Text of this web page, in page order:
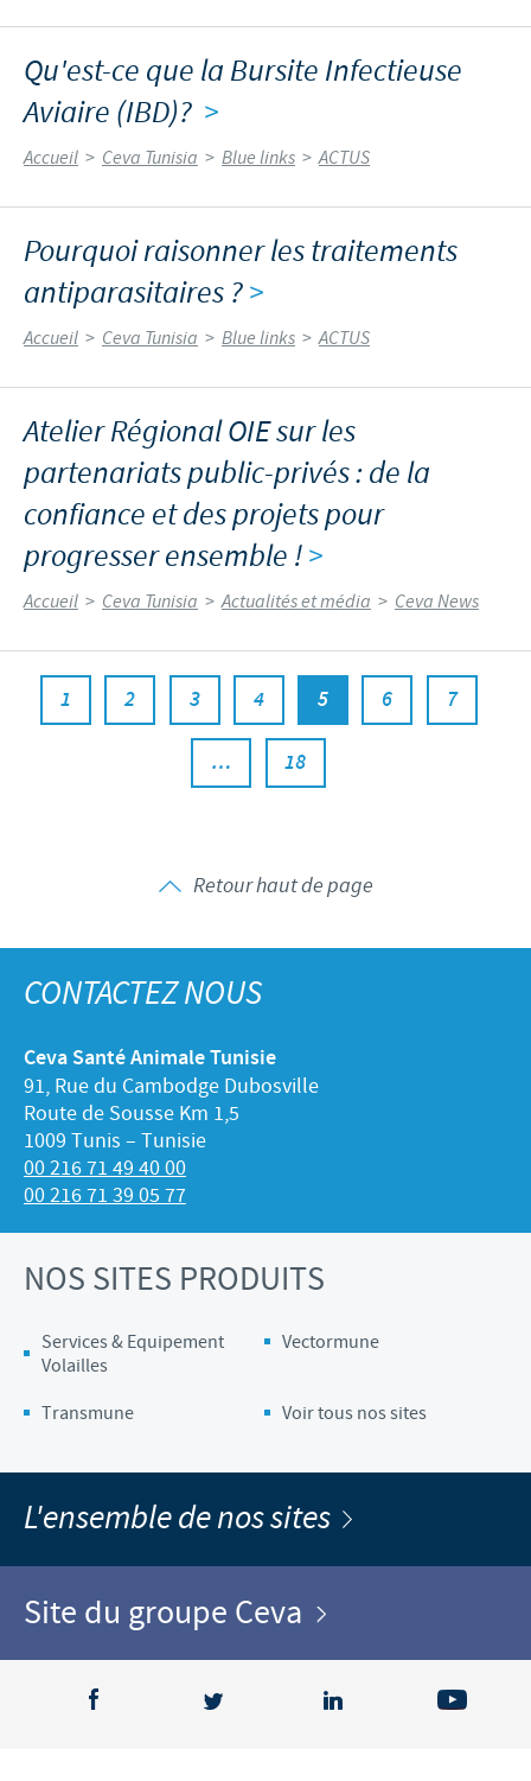
Qu'est-ce que la Bursite Infectieuse
Aviaire (IBD)? >
Accueil > Ceva Tunisia > Blue links > ACTUS
Pourquoi raisonner les traitements
antiparasitaires ?>
Accueil > Ceva Tunisia > Blue links > ACTUS
Atelier Régional OIE sur les
partenariats public-privés : de la
confiance et des projets pour
progresser ensemble !>
Accueil > Ceva Tunisia > Actualités et média > Ceva News
1 2 3 4 5 6 7
… 18
Retour haut de page
CONTACTEZ NOUS
Ceva Santé Animale Tunisie
91, Rue du Cambodge Dubosville
Route de Sousse Km 1,5
1009 Tunis – Tunisie
00 216 71 49 40 00
00 216 71 39 05 77
NOS SITES PRODUITS
Services & Equipement
Volailles
Vectormune
Transmune Voir tous nos sites
L'ensemble de nos sites
Site du groupe Ceva